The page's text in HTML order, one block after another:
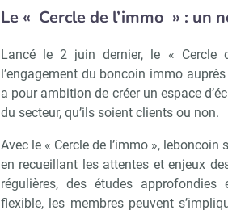
Le « Cercle de l’immo » : un
Lancé le 2 juin dernier, le « Cercle
l’engagement du boncoin immo
a pour ambition de créer un espace
du secteur, qu’ils soient clients ou non.
Avec le « Cercle de l’immo »,
en recueillant les attentes et enjeux
régulières, des études
flexible, les membres peuvent